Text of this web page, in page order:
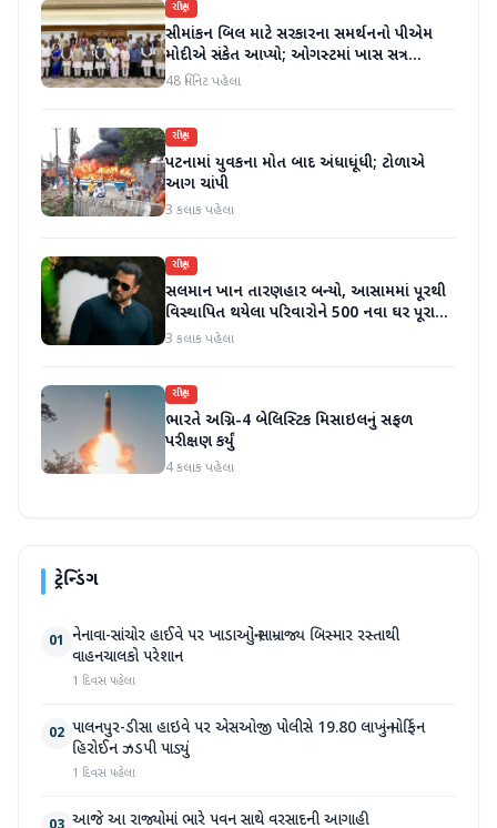
રાષ્ટ્રીય
સીમાંકન બિલ માટે સરકારના સમર્થનનો પીએમ
મોદીએ સંકેત આપ્યો; ઓગસ્ટમાં ખાસ સત્ર
બોલાવી શકાય છે - સૂત્રો
48 મિનિટ પહેલા
રાષ્ટ્રીય
પટનામાં યુવકના મોત બાદ અંધાધૂંધી; ટોળાએ
આગ ચાંપી
3 કલાક પહેલા
રાષ્ટ્રીય
સલમાન ખાન તારણહાર બન્યો, આસામમાં પૂરથી
વિસ્થાપિત થયેલા પરિવારોને 500 નવા ઘર પૂરા
પાડ્યા
3 કલાક પહેલા
રાષ્ટ્રીય
ભારતે અગ્નિ-4 બેલિસ્ટિક મિસાઇલનું સફળ
પરીક્ષણ કર્યું
4 કલાક પહેલા
ટ્રેન્ડિંગ
01 નેનાવા-સાંચોર હાઈવે પર ખાડાઓનું સામ્રાજ્ય બિસ્માર રસ્તાથી
વાહનચાલકો પરેશાન
1 દિવસ પહેલા
02 પાલનપુર-ડીસા હાઇવે પર એસઓજી પોલીસે 19.80 લાખનું મોર્ફિન
હિરોઈન ઝડપી પાડ્યું
1 દિવસ પહેલા
આજે આ રાજ્યોમાં ભારે પવન સાથે વરસાદની આગાહી